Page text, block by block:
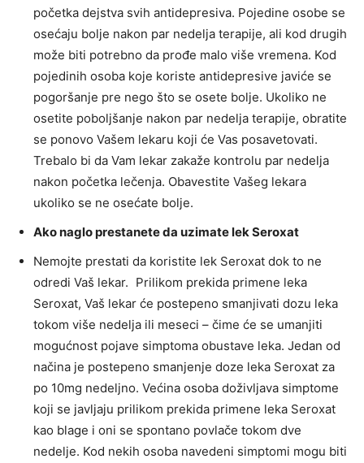
početka dejstva svih antidepresiva. Pojedine osobe se
osećaju bolje nakon par nedelja terapije, ali kod drugih
može biti potrebno da prođe malo više vremena. Kod
pojedinih osoba koje koriste antidepresive javiće se
pogoršanje pre nego što se osete bolje. Ukoliko ne
osetite poboljšanje nakon par nedelja terapije, obratite
se ponovo Vašem lekaru koji će Vas posavetovati.
Trebalo bi da Vam lekar zakaže kontrolu par nedelja
nakon početka lečenja. Obavestite Vašeg lekara
ukoliko se ne osećate bolje.
Ako naglo prestanete da uzimate lek Seroxat
Nemojte prestati da koristite lek Seroxat dok to ne
odredi Vaš lekar. Prilikom prekida primene leka
Seroxat, Vaš lekar će postepeno smanjivati dozu leka
tokom više nedelja ili meseci – čime će se umanjiti
mogućnost pojave simptoma obustave leka. Jedan od
načina je postepeno smanjenje doze leka Seroxat za
po 10mg nedeljno. Većina osoba doživljava simptome
koji se javljaju prilikom prekida primene leka Seroxat
kao blage i oni se spontano povlače tokom dve
nedelje. Kod nekih osoba navedeni simptomi mogu biti